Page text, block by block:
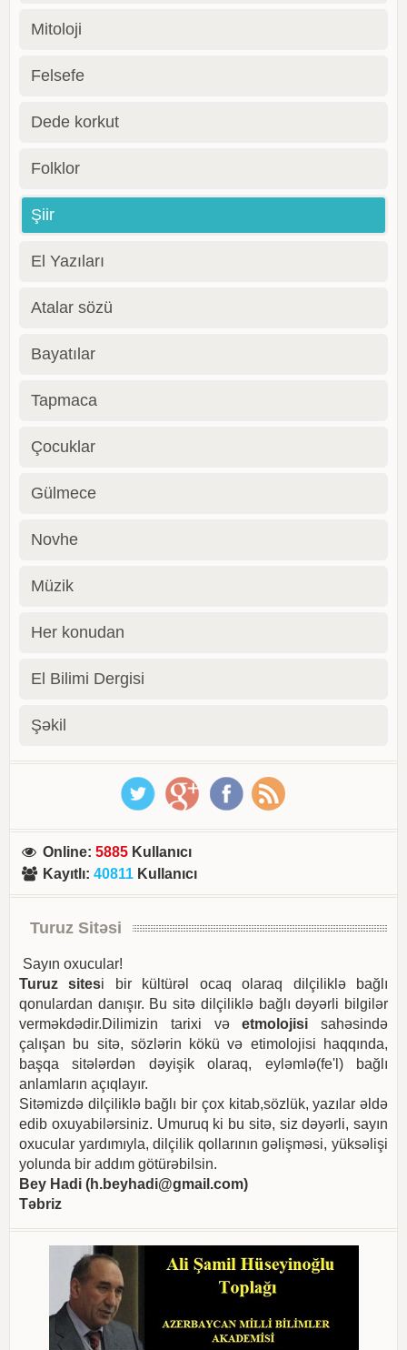
Mitoloji
Felsefe
Dede korkut
Folklor
Şiir
El Yazıları
Atalar sözü
Bayatılar
Tapmaca
Çocuklar
Gülmece
Novhe
Müzik
Her konudan
El Bilimi Dergisi
Şəkil
Online:5885 Kullanıcı
Kayıtlı:40811 Kullanıcı
Turuz Sitəsi
Sayın oxucular!
Turuz sitesi bir kültürəl ocaq olaraq dilçiliklə bağlı
qonulardan danışır. Bu sitə dilçiliklə bağlı dəyərli bilgilər
verməkdədir.Dilimizin tarixi vəetmolojisi sahəsində
çalışan bu sitə, sözlərin kökü və etimolojisi haqqında,
başqa sitələrdən dəyişik olaraq, eyləmlə(fe'l) bağlı
anlamların açıqlayır.
Sitəmizdə dilçiliklə bağlı bir çox kitab,sözlük, yazılar əldə
edib oxuyabilərsiniz. Umuruq ki bu sitə, siz dəyərli, sayın
oxucular yardımıyla, dilçilik qollarının gəlişməsi, yüksəlişi
yolunda bir addım götürəbilsin.
Bey Hadi (h.beyhadi@gmail.com)
Təbriz